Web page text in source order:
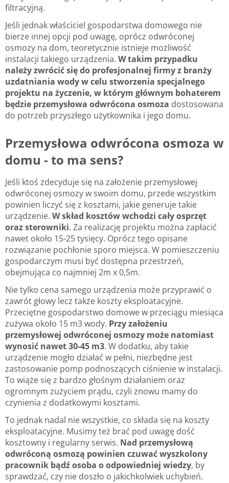
filtracyjną.
Jeśli jednak właściciel gospodarstwa domowego nie
bierze innej opcji pod uwagę, oprócz odwróconej
osmozy na dom, teoretycznie istnieje możliwość
instalacji takiego urządzenia. W takim przypadku
należy zwrócić się do profesjonalnej firmy z branży
uzdatniania wody w celu stworzenia specjalnego
projektu na życzenie, w którym głównym bohaterem
będzie przemysłowa odwrócona osmoza dostosowana
do potrzeb przyszłego użytkownika i jego domu.
Przemysłowa odwrócona osmoza w
domu - to ma sens?
Jeśli ktoś zdecyduje się na założenie przemysłowej
odwróconej osmozy w swoim domu, przede wszystkim
powinien liczyć się z kosztami, jakie generuje takie
urządzenie. W skład kosztów wchodzi cały osprzęt
oraz sterowniki. Za realizację projektu można zapłacić
nawet około 15-25 tysięcy. Oprócz tego opisane
rozwiązanie pochłonie sporo miejsca. W pomieszczeniu
gospodarczym musi być dostępna przestrzeń,
obejmująca co najmniej 2m x 0,5m.
Nie tylko cena samego urządzenia może przyprawić o
zawrót głowy lecz także koszty eksploatacyjne.
Przeciętne gospodarstwo domowe w przeciągu miesiąca
zużywa około 15 m3 wody. Przy założeniu
przemysłowej odwróconej osmozy może natomiast
wynosić nawet 30-45 m3. W dodatku, aby takie
urządzenie mogło działać w pełni, niezbędne jest
zastosowanie pomp podnoszących ciśnienie w instalacji.
To wiąże się z bardzo głośnym działaniem oraz
ogromnym zużyciem prądu, czyli znowu mamy do
czynienia z dodatkowymi kosztami.
To jednak nadal nie wszystkie, co składa się na koszty
eksploatacyjne. Musimy też brać pod uwagę dość
kosztowny i regularny serwis. Nad przemysłową
odwróconą osmozą powinien czuwać wyszkolony
pracownik bądź osoba o odpowiedniej wiedzy, by
sprawdzać, czy nie doszło o jakichkolwiek uchybień.